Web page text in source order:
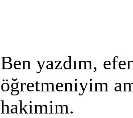
Ben yazdım,
öğretmeniyim
hakimim.